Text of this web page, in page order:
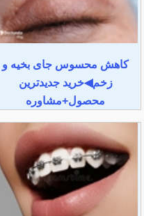
کاهش محسوس جای بخیه و
زخم◀خرید جدیدترین
محصول+مشاوره